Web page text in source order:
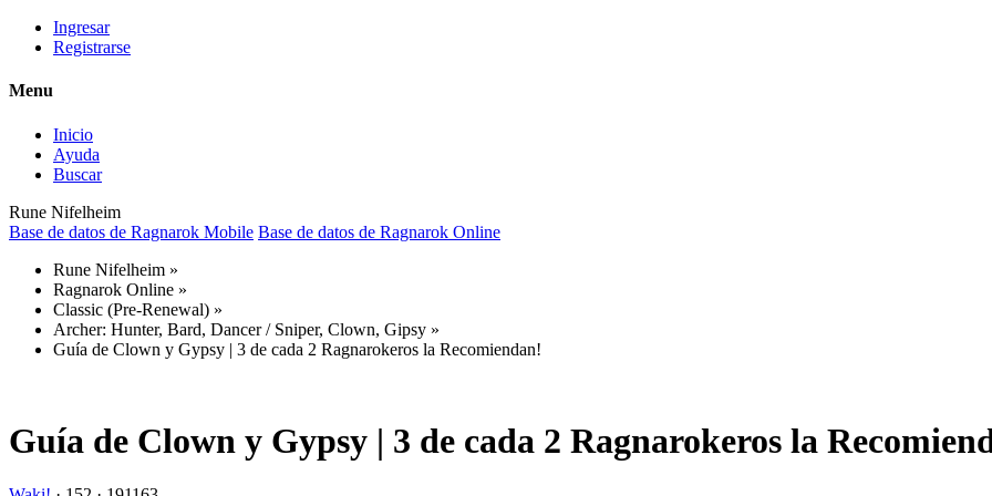
Ingresar
Registrarse
Menu
Inicio
Ayuda
Buscar
Rune Nifelheim
Base de datos de Ragnarok Mobile Base de datos de Ragnarok Online
Rune Nifelheim »
Ragnarok Online »
Classic (Pre-Renewal) »
Archer: Hunter, Bard, Dancer / Sniper, Clown, Gipsy »
Guía de Clown y Gypsy | 3 de cada 2 Ragnarokeros la Recomiendan!
Guía de Clown y Gypsy | 3 de cada 2 Ragnarokeros la